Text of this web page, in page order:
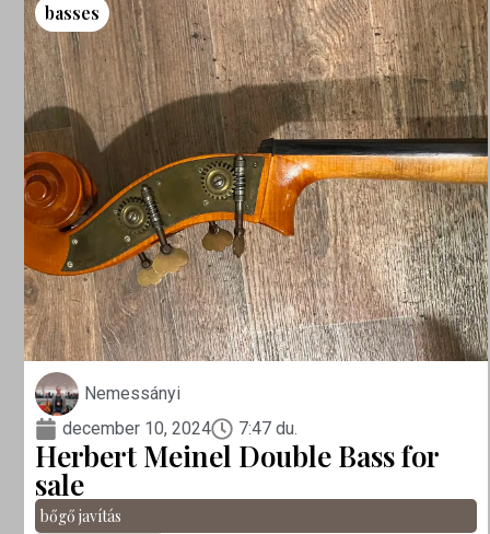
basses
Nemessányi
december 10, 2024
7:47 du.
Herbert Meinel Double Bass for
sale
bőgő javítás